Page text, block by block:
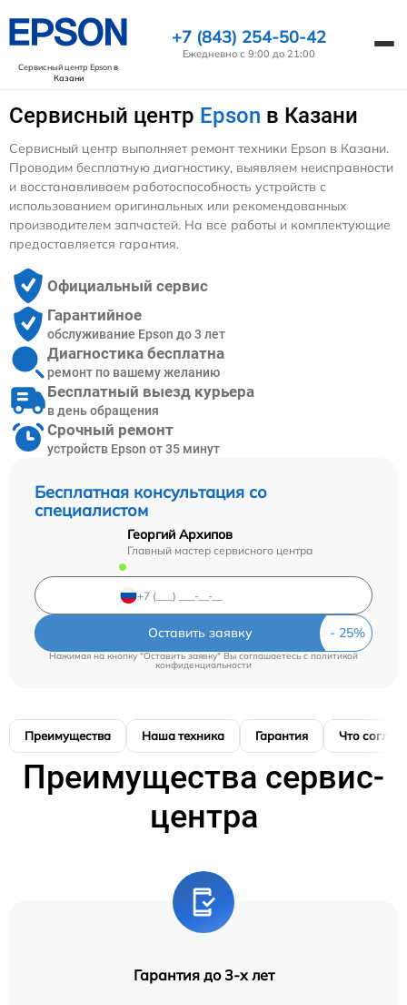
Сервисный центр Epsonв
Казани
+7 (843) 254-50-42
Ежедневно с 9:00 до 21:00
Сервисный центр Epson в Казани
Бесплатная консультация со
специалистом
Георгий Архипов
Главный мастер сервисного центра
Оставить заявку
Нажимая на кнопку "Оставить заявку" Вы соглашаетесь cполитикой
конфиденциальности
Сервисный центр выполняет ремонт техники Epson в Казани.
Проводим бесплатную диагностику, выявляем неисправности
и восстанавливаем работоспособность устройств с
использованием оригинальных или рекомендованных
производителем запчастей. На все работы и комплектующие
предоставляется гарантия.
Официальный сервис
Гарантийное
обслуживание Epson до 3 лет
Диагностика бесплатна
ремонт по вашему желанию
Бесплатный выезд курьера
в день обращения
Срочный ремонт
устройств Epson от 35 минут
Преимущества Наша техника Гарантия Что
Преимущества сервис-
центра
Гарантия до 3-х лет